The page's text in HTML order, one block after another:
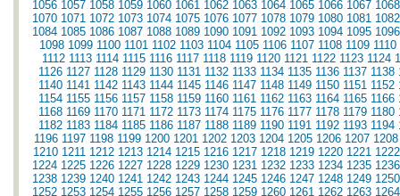
1056 1057 1058 1059 1060 1061 1062 1063 1064 1065 1066 1067 1068
1070 1071 1072 1073 1074 1075 1076 1077 1078 1079 1080 1081 1082
1084 1085 1086 1087 1088 1089 1090 1091 1092 1093 1094 1095 1096
1098 1099 1100 1101 1102 1103 1104 1105 1106 1107 1108 1109 1110
1112 1113 1114 1115 1116 1117 1118 1119 1120 1121 1122 1123 1124
1126 1127 1128 1129 1130 1131 1132 1133 1134 1135 1136 1137 1138
1140 1141 1142 1143 1144 1145 1146 1147 1148 1149 1150 1151 1152
1154 1155 1156 1157 1158 1159 1160 1161 1162 1163 1164 1165 1166
1168 1169 1170 1171 1172 1173 1174 1175 1176 1177 1178 1179 1180
1182 1183 1184 1185 1186 1187 1188 1189 1190 1191 1192 1193 1194
1196 1197 1198 1199 1200 1201 1202 1203 1204 1205 1206 1207 1208
1210 1211 1212 1213 1214 1215 1216 1217 1218 1219 1220 1221 1222
1224 1225 1226 1227 1228 1229 1230 1231 1232 1233 1234 1235 1236
1238 1239 1240 1241 1242 1243 1244 1245 1246 1247 1248 1249 1250
1252 1253 1254 1255 1256 1257 1258 1259 1260 1261 1262 1263 1264